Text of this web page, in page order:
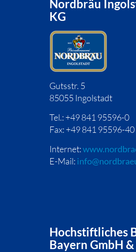
Nordbräu
KG
Gutsstr. 5
85055 Ingolstadt
Tel.: +49 841 95596-0
Fax: +49 841 95596-40
Internet:
E-Mail:
Hochstiftliches
Bayern GmbH &